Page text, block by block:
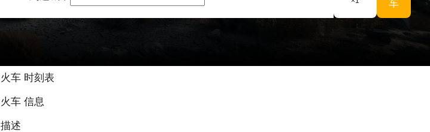
车
火车 时刻表
火车 信息
描述